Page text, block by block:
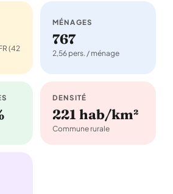
(42
MÉNAGES
767
2,56 pers. / ménage
DENSITÉ
221 hab/km²
Commune rurale